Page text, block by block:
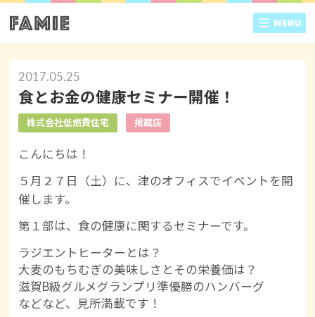
2017.05.25
食とお金の健康セミナー開催！
株式会社低燃費住宅 掲載店
こんにちは！
５月２７日（土）に、津のオフィスでイベントを開
催します。
第１部は、食の健康に関するセミナーです。
ラジエントヒーターとは？
大麦のもちむぎの美味しさとその栄養価は？
滋賀B級グルメグランプリ準優勝のハンバーグ
などなど、見所満載です！